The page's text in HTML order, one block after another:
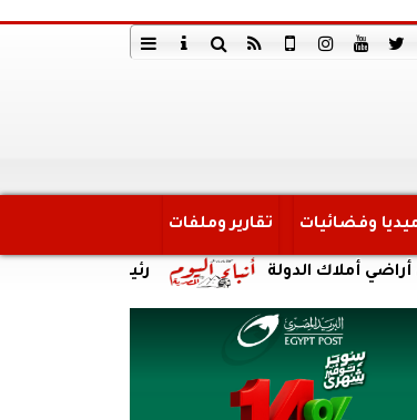
وفضائيات تقارير وملفات
رئيس الوزراء يتابع جهود الدولة